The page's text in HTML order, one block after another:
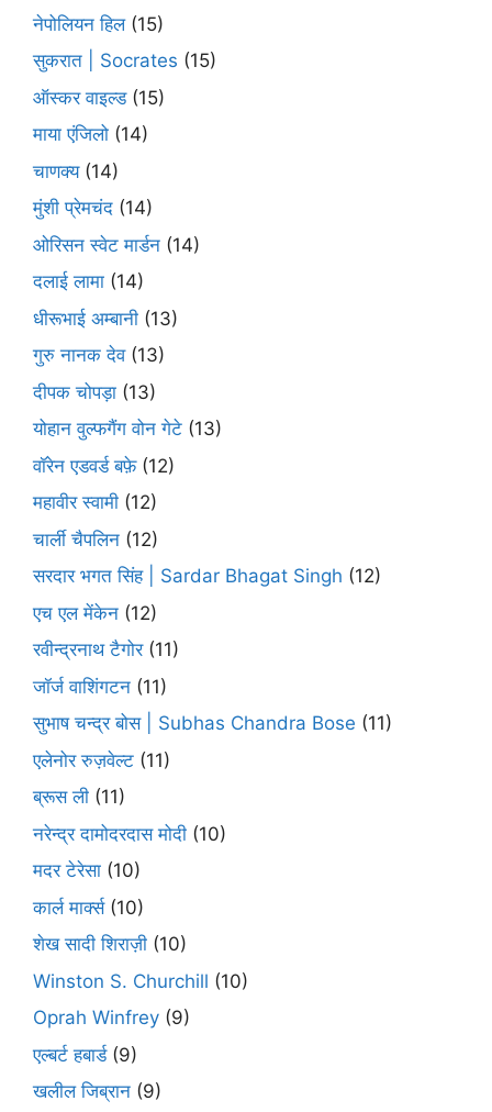
नेपोलियन हिल(15)
सुकरात | Socrates (15)
ऑस्कर वाइल्ड(15)
माया एंजिलो (14)
चाणक्य(14)
मुंशी प्रेमचंद (14)
ओरिसन स्‍वेट मार्डन (14)
दलाई लामा (14)
धीरूभाई अम्बानी (13)
गुरु नानक देव(13)
दीपक चोपड़ा (13)
योहान वुल्फगैंग वोन गेटे (13)
वॉरेन एडवर्ड बफ़े(12)
महावीर स्वामी (12)
चार्ली चैपलिन (12)
सरदार भगत सिंह | Sardar Bhagat Singh (12)
एच एल मेंकेन (12)
रवीन्द्रनाथ टैगोर(11)
जॉर्ज वाशिंगटन (11)
सुभाष चन्द्र बोस | Subhas Chandra Bose (11)
एलेनोर रुज़वेल्ट (11)
ब्रूस ली (11)
नरेन्द्र दामोदरदास मोदी (10)
मदर टेरेसा (10)
कार्ल मार्क्स(10)
शेख सादी शिराज़ी (10)
Winston S. Churchill (10)
Oprah Winfrey (9)
एल्बर्ट हबार्ड(9)
खलील जिब्रान (9)